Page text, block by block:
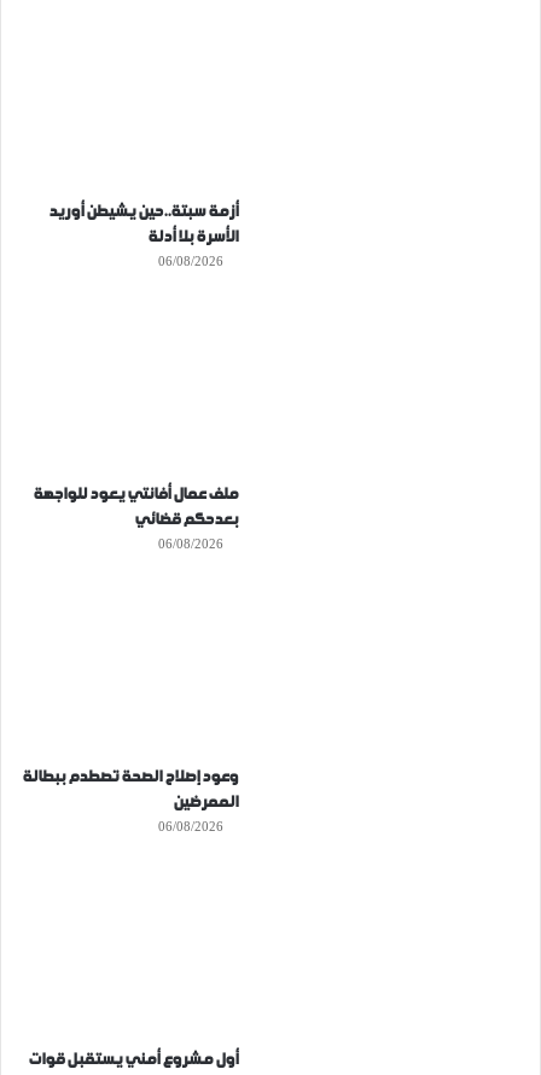
أزمة سبتة..حين يشيطن أوريد
الأسرة بلا أدلة
06/08/2026
ملف عمال أفانتي يعود للواجهة
بعدحكم قضائي
06/08/2026
وعود إصلاح الصحة تصطدم ببطالة
الممرضين
06/08/2026
أول مشروع أمني يستقبل قوات